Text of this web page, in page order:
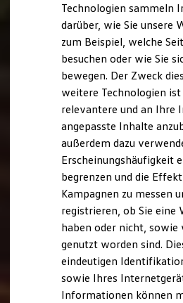
Nachhaltigkeit
Technologie
Kosten und Kauf
Verbrauchskosten
Kaufoptionen
E-Auto-Förderung
Software und
Die ID. Software 6
ID. Software
Digitale Extras
Schnittstellen zu
Marke und Erlebnis
Volkswagen R und R
R-Modelle
R Experience
Driving Experience
Volkswagen entdecken
Werkbesichtigung
Lifestyle Shop
T-Roc Kollektion
Golf Kollektion
Technologien sammeln
darüber, wie Sie unsere
zum Beispiel, welche
besuchen oder wie Sie
bewegen. Der Zweck
weitere Technologien
relevantere und an Ihre
angepasste Inhalte
außerdem dazu
Erscheinungshäufigkeit
begrenzen und die
Kampagnen zu messen
registrieren, ob Sie eine
haben oder nicht, sowie
genutzt worden sind.
eindeutigen
sowie Ihres
Informationen können